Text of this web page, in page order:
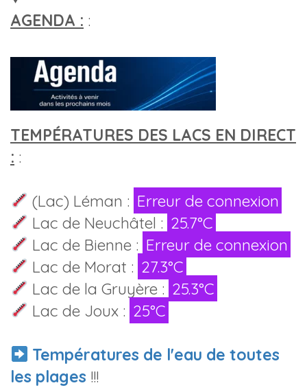
AGENDA : :
TEMPÉRATURES DES LACS EN DIRECT
: :
(Lac) Léman : Erreur de connexion
Lac de Neuchâtel : 25.7°C
Lac de Bienne : Erreur de connexion
Lac de Morat : 27.3°C
Lac de la Gruyère : 25.3°C
Lac de Joux : 25°C
Températures de l'eau de toutes
les plages !!!